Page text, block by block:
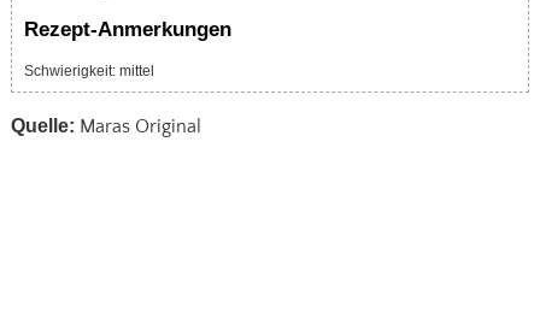
Rezept-Anmerkungen
Schwierigkeit: mittel
Quelle: Maras Original